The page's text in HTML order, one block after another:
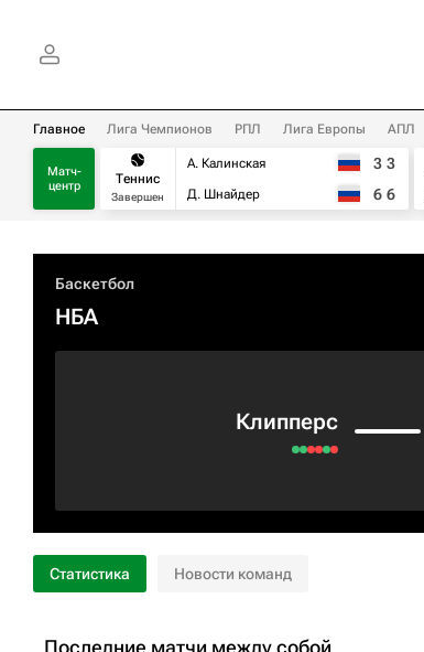
Главное Лига Чемпионов РПЛ Лига Европы АПЛ
Матч-
центр
Теннис
Завершен
А. Калинская
Д. Шнайдер
3 3
6 6
Баскетбол
НБА
Клипперс
Статистика Новости команд
Последние матчи между собой